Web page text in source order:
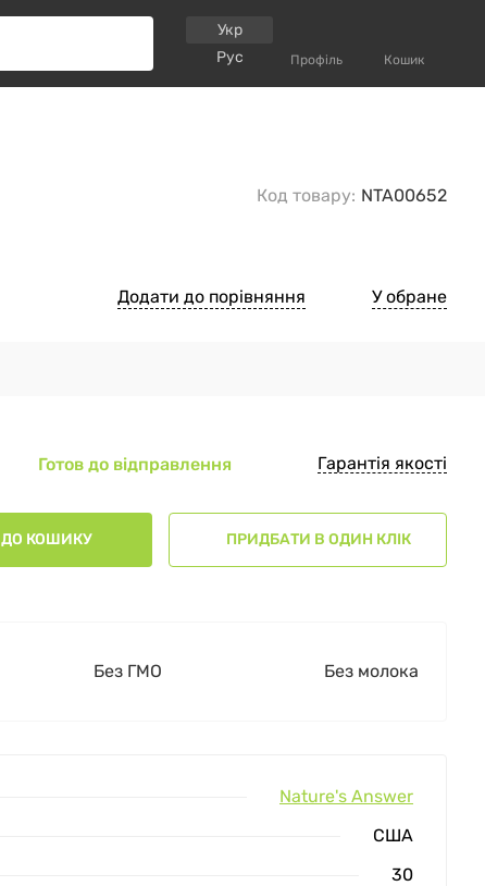
Укр
Рус
Профіль Кошик
Код товару: NTA00652
Додати до порівняння У обране
Готов до відправлення Гарантія якості
ДО КОШИКУ ПРИДБАТИ В ОДИН КЛІК
Без ГМО Без молока
Nature's Answer
США
30